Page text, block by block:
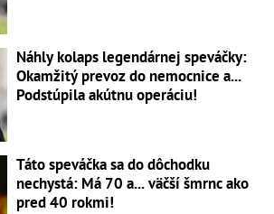
Náhly kolaps legendárnej speváčky:
Okamžitý prevoz do nemocnice a...
Podstúpila akútnu operáciu!
Táto speváčka sa do dôchodku
nechystá: Má 70 a... väčší šmrnc ako
pred 40 rokmi!